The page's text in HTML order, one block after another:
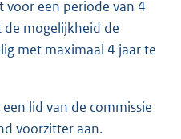
voor een periode van 4
mogelijkheid de
met maximaal 4 jaar te
lid van de commissie
voorzitter aan.